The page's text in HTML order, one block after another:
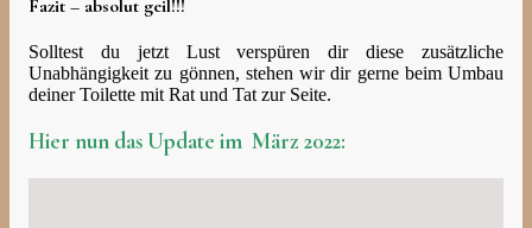
Fazit – absolut geil!!!
Solltest du jetzt Lust verspüren dir diese zusätzliche
Unabhängigkeit zu gönnen, stehen wir dir gerne beim Umbau
deiner Toilette mit Rat und Tat zur Seite.
Hier nun das Update im März 2022: